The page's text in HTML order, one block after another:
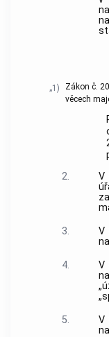
„1)
Zákon č.
věcech
2.
V
3.
V
4.
V
5.
V